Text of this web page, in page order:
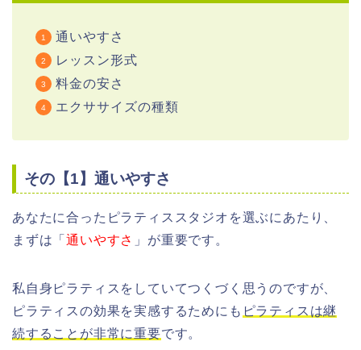
通いやすさ
レッスン形式
料金の安さ
エクササイズの種類
その【1】通いやすさ
あなたに合ったピラティススタジオを選ぶにあたり、
まずは「通いやすさ 」が重要です。
私自身ピラティスをしていてつくづく思うのですが、
ピラティスの効果を実感するためにも ピラティスは継
続することが非常に重要です。